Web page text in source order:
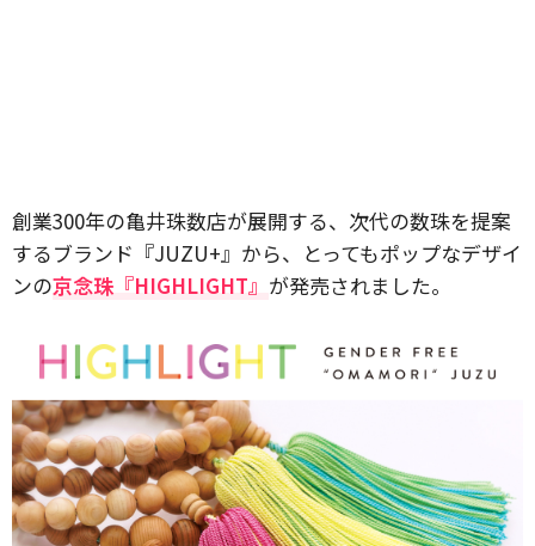
創業300年の亀井珠数店が展開する、次代の数珠を提案
するブランド『JUZU+』から、とってもポップなデザイ
ンの京念珠『HIGHLIGHT』 が発売されました。